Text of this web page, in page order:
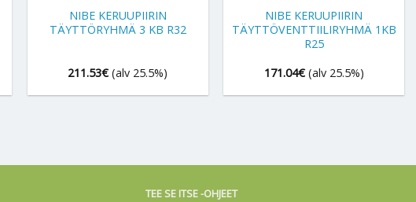
NIBE KERUUPIIRIN
TÄYTTÖRYHMÄ 3 KB R32
211.53€ (alv 25.5%)
NIBE KERUUPIIRIN
TÄYTTÖVENTTIILIRYHMÄ 1KB
R25
171.04€ (alv 25.5%)
TEE SE ITSE -OHJEET